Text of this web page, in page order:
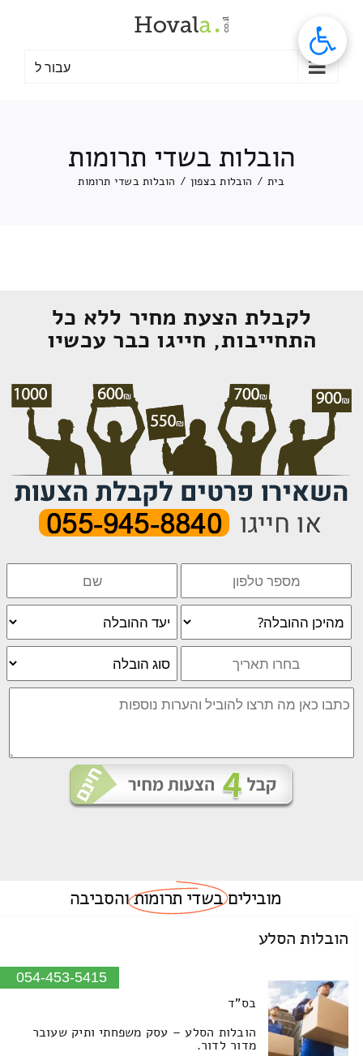
עבור ל
הובלות בשדי תרומות
בית / הובלות בצפון / הובלות בשדי תרומות
לקבלת הצעת מחיר ללא כל
התחייבות, חייגו כבר עכשיו
מוביליםבשדי תרומותוהסביבה
הובלות הסלע
054-453-5415
בס"ד
הובלות הסלע – עסק משפחתי ותיק שעובר
מדור לדור.